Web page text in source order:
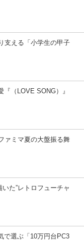
支える「小学生の甲子
（LOVE SONG）』
ァミマ夏の大盤振る舞
た”レトロフューチャ
で選ぶ「10万円台PC3